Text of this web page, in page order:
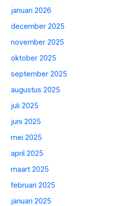
januari 2026
december 2025
november 2025
oktober 2025
september 2025
augustus 2025
juli 2025
juni 2025
mei 2025
april 2025
maart 2025
februari 2025
januari 2025